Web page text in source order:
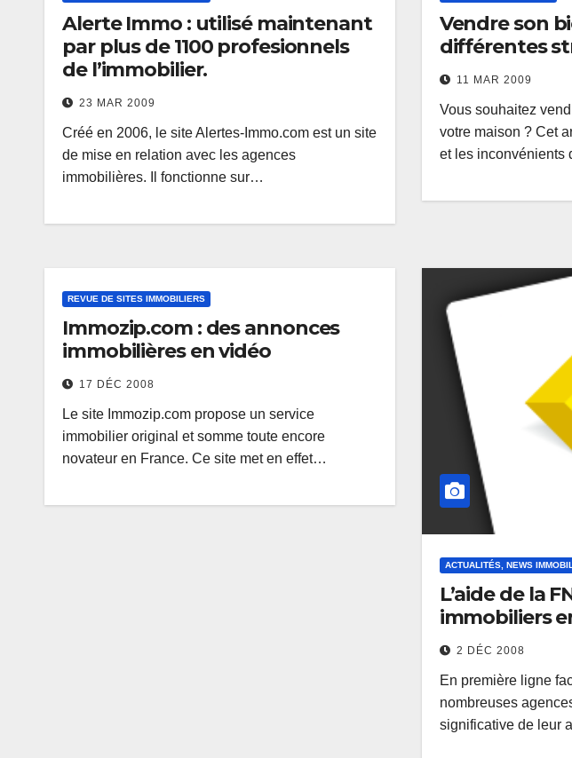
Alerte Immo : utilisé maintenant
par plus de 1100 profesionnels
de l’immobilier.
23 MAR 2009
Créé en 2006, le site Alertes-Immo.com est un site
de mise en relation avec les agences
immobilières. Il fonctionne sur…
Vendre son
différentes
11 MAR 2009
Vous souhaitez
votre maison ? Cet
et les inconvénients
REVUE DE SITES IMMOBILIERS
Immozip.com : des annonces
immobilières en vidéo
17 DÉC 2008
Le site Immozip.com propose un service
immobilier original et somme toute encore
novateur en France. Ce site met en effet…
ACTUALITÉS, NEWS
L’aide de la
immobiliers
2 DÉC 2008
En première ligne
nombreuses
significative de leur